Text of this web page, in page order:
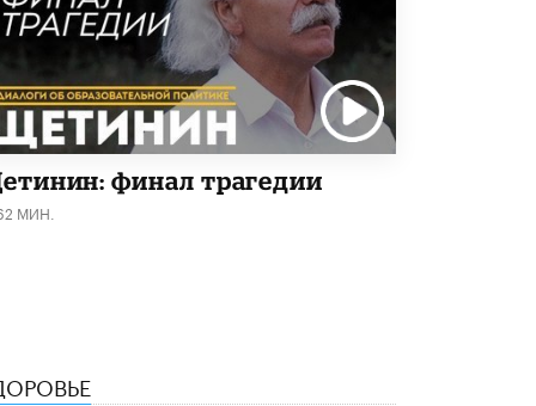
Депутаты призвали не отклонять
дипломы только из-за не пройденного
антиплагиата
5 ИЮНЯ /ЧТО ПРОИСХОДИТ?
Минпросвещения просят добавить в
школьные учебники примеры женщин-
инженеров
финал трагедии
МИН.